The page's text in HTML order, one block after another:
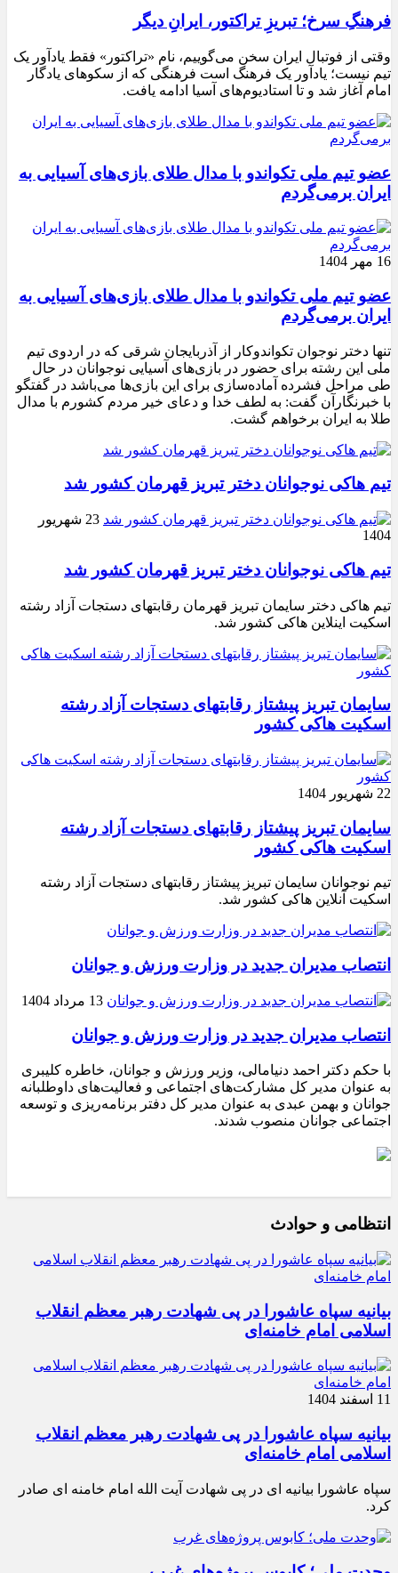
فرهنگِ سرخ؛ تبریزِ تراکتور، ایرانِ دیگر
وقتی از فوتبال ایران سخن می‌گوییم، نام «تراکتور» فقط یادآور یک
تیم نیست؛ یادآور یک فرهنگ است فرهنگی که از سکوهای یادگار
امام آغاز شد و تا استادیوم‌های آسیا ادامه یافت.
عضو تیم ملی تکواندو با مدال طلای بازی‌های آسیایی به
ایران برمی‌گردم
16 مهر 1404
عضو تیم ملی تکواندو با مدال طلای بازی‌های آسیایی به
ایران برمی‌گردم
تنها دختر نوجوان تکواندوکار از آذربایجان شرقی که در اردوی تیم
ملی این رشته برای حضور در بازی‌های آسیایی نوجوانان در حال
طی مراحل فشرده آماده‌سازی برای این بازی‌ها می‌باشد در گفتگو
با خبرنگارآن گفت: به لطف خدا و دعای خیر مردم کشورم با مدال
طلا به ایران برخواهم گشت.
تیم هاکی نوجوانان دختر تبریز قهرمان کشور شد
23 شهریور
1404
تیم هاکی نوجوانان دختر تبریز قهرمان کشور شد
تیم هاکی دختر سایمان تبریز قهرمان رقابتهای دستجات آزاد رشته
اسکیت اینلاین هاکی کشور شد.
سایمان تبریز پیشتاز رقابتهای دستجات آزاد رشته
اسکیت هاکی کشور
22 شهریور 1404
سایمان تبریز پیشتاز رقابتهای دستجات آزاد رشته
اسکیت هاکی کشور
تیم نوجوانان سایمان تبریز پیشتاز رقابتهای دستجات آزاد رشته
اسکیت آنلاین هاکی کشور شد.
انتصاب مدیران جدید در وزارت ورزش و جوانان
13 مرداد 1404
انتصاب مدیران جدید در وزارت ورزش و جوانان
با حکم دکتر احمد دنیامالی، وزیر ورزش و جوانان، خاطره کلیبری
به عنوان مدیر کل مشارکت‌های اجتماعی و فعالیت‌های داوطلبانه
جوانان و بهمن عبدی به عنوان مدیر کل دفتر برنامه‌ریزی و توسعه
اجتماعی جوانان منصوب شدند.
انتظامی و حوادث
بیانیه سپاه عاشورا در پی شهادت رهبر معظم انقلاب
اسلامی امام خامنه‌ای
11 اسفند 1404
بیانیه سپاه عاشورا در پی شهادت رهبر معظم انقلاب
اسلامی امام خامنه‌ای
سپاه عاشورا بیانیه ای در پی شهادت آیت الله امام خامنه ای صادر
کرد.